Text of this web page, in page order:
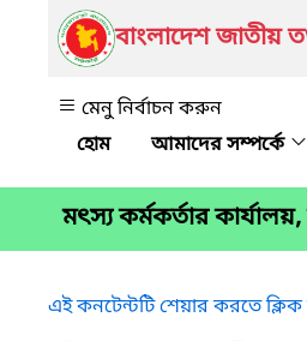
বাংলাদেশ জাতীয়
মেনু নির্বাচন করুন
আমাদের সম্পর্কে
মৎস্য কর্মকর্তার
এই কনটেন্টটি শেয়ার করতে